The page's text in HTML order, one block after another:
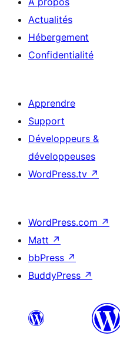
Actualités
Hébergement
Confidentialité
Apprendre
Support
Développeurs &
développeuses
WordPress.tv ↗
WordPress.com ↗
Matt ↗
bbPress ↗
BuddyPress ↗